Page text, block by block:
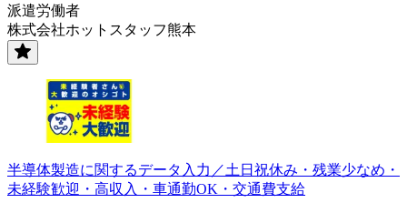
派遣労働者
株式会社ホットスタッフ熊本
半導体製造に関するデータ入力／土日祝休み・残業少なめ・
未経験歓迎・高収入・車通勤OK・交通費支給